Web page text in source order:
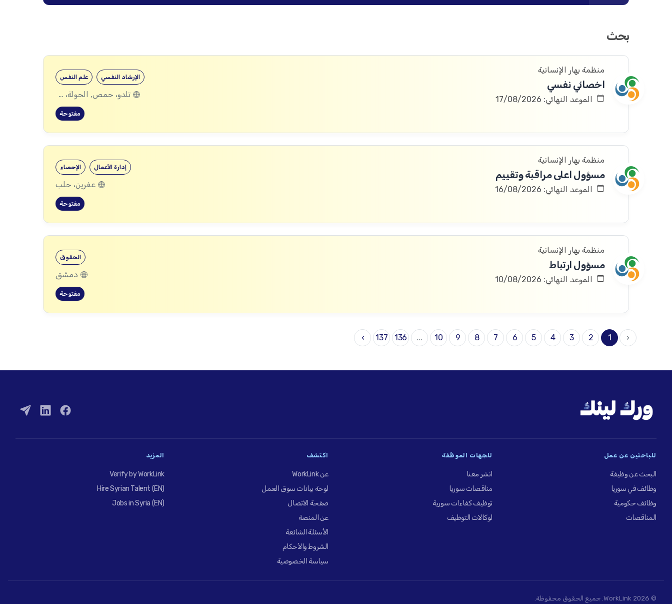
بحث
منظمة بهار الإنسانية
اخصائي نفسي
الموعد النهائي: 17/08/2026
علم النفس الإرشاد النفسي
تلدو، حمص, الحولة، حمص
مفتوحة
منظمة بهار الإنسانية
مسؤول اعلى مراقبة وتقييم
الموعد النهائي: 16/08/2026
الإحصاء إدارة الأعمال
عفرين، حلب
مفتوحة
منظمة بهار الإنسانية
مسؤول ارتباط
الموعد النهائي: 10/08/2026
الحقوق
دمشق
مفتوحة
‹
1
2
3
4
5
6
7
8
9
10
...
136
137
›
للباحثين عن عمل
البحث عن وظيفة
وظائف في سوريا
وظائف حكومية
المناقصات
للجهات الموظِّفة
انشر معنا
مناقصات سوريا
توظيف كفاءات سورية
لوكالات التوظيف
اكتشف
عن WorkLink
لوحة بيانات سوق العمل
صفحة الاتصال
عن المنصة
الأسئلة الشائعة
الشروط والأحكام
سياسة الخصوصية
المزيد
Verify by WorkLink
Hire Syrian Talent (EN)
Jobs in Syria (EN)
© 2026 WorkLink. جميع الحقوق محفوظة.